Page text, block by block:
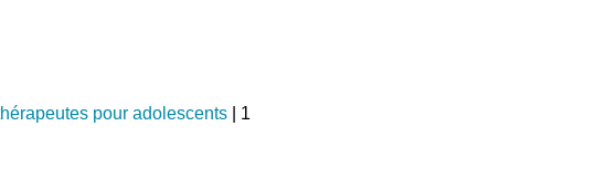
pour adolescents| 1